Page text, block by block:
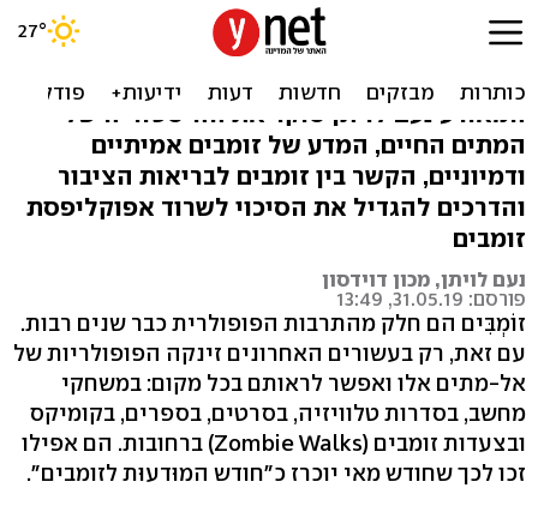
המתים שכובשים את העולם
חודש מאי הוא "חודש המודעות לזומבים". לרגל
המאורע נעם לויתן סוקר את ההיסטוריה של
המתים החיים, המדע של זומבים אמיתיים
ודמיוניים, הקשר בין זומבים לבריאות הציבור
והדרכים להגדיל את הסיכוי לשרוד אפוקליפסת
זומבים
נעם לויתן, מכון דוידסון
פורסם: 31.05.19, 13:49
זוֹמְבִּים הם חלק מהתרבות הפופולרית כבר שנים רבות.
עם זאת, רק בעשורים האחרונים זינקה הפופולריות של
אל-מתים אלו ואפשר לראותם בכל מקום: במשחקי
מחשב, בסדרות טלוויזיה, בסרטים, בספרים, בקומיקס
ובצעדות זומבים (Zombie Walks) ברחובות. הם אפילו
זכו לכך שחודש מאי יוכרז כ"חודש המוּדעוּת לזומבים".